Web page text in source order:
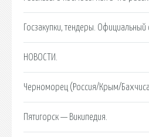
Госзакупки, тендеры. Официальный
НОВОСТИ.
Черноморец (Россия/Крым/
Пятигорск — Википедия.